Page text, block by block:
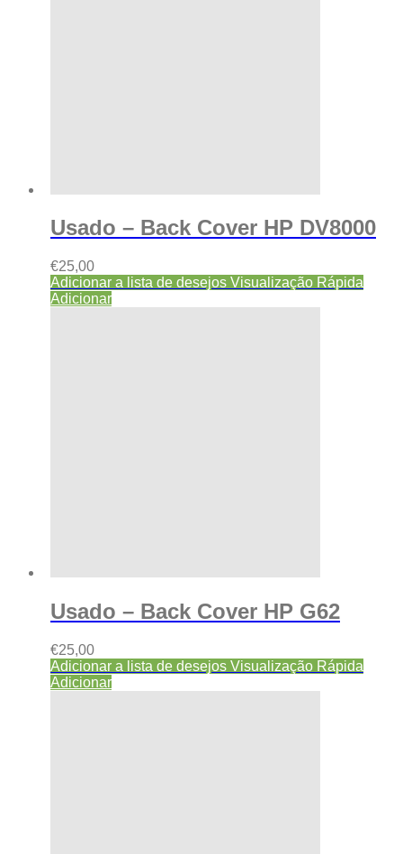
Usado – Back Cover HP DV8000
€25,00
Adicionar a lista de desejos Visualização Rápida
Adicionar
Usado – Back Cover HP G62
€25,00
Adicionar a lista de desejos Visualização Rápida
Adicionar